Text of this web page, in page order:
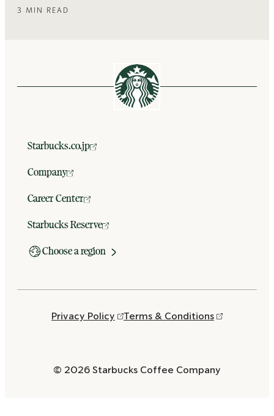
3 MIN READ
Starbucks.co.jp
Company
Career Center
Starbucks Reserve
Choose a region
Privacy Policy Terms & Conditions
© 2026 Starbucks Coffee Company